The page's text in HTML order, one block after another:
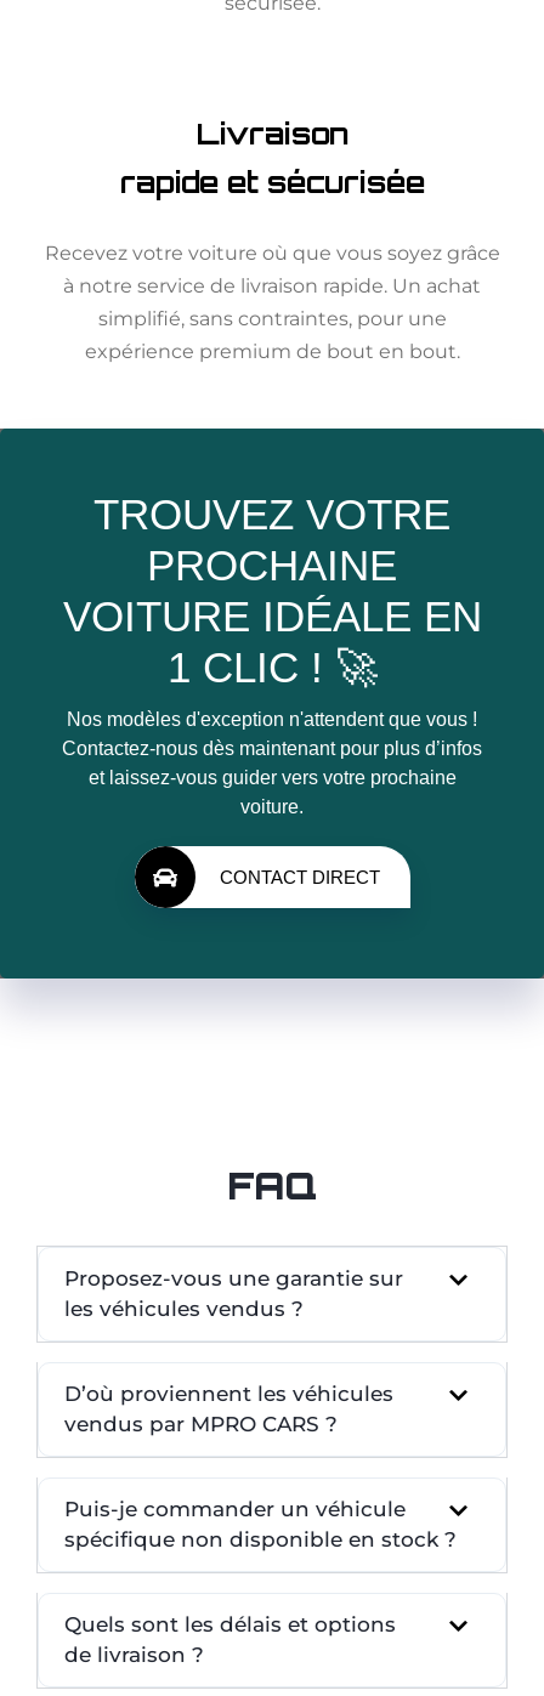
Livraison
rapide et sécurisée
Recevez votre voiture où que vous soyez grâce
à notre service de livraison rapide. Un achat
simplifié, sans contraintes, pour une
expérience premium de bout en bout.
TROUVEZ VOTRE
PROCHAINE
VOITURE IDÉALE EN
1 CLIC ! 🚀
Nos modèles d'exception n'attendent que vous !
Contactez-nous dès maintenant pour plus d’infos
et laissez-vous guider vers votre prochaine
voiture.
CONTACT DIRECT
FAQ
Proposez-vous une garantie sur
les véhicules vendus ?
D’où proviennent les véhicules
vendus par MPRO CARS ?
Puis-je commander un véhicule
spécifique non disponible en stock ?
Quels sont les délais et options
de livraison ?